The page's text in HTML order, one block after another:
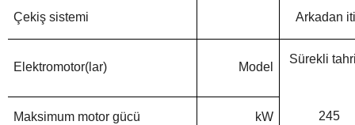
Çekiş sistemi Arkadan
Elektromotor(lar) Model
Sürekli
Maksimum motor gücü kW 245